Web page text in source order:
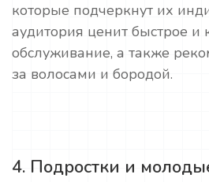
которые подчеркнут их
аудитория ценит быстрое и
обслуживание, а также
за волосами и бородой.
4. Подростки и